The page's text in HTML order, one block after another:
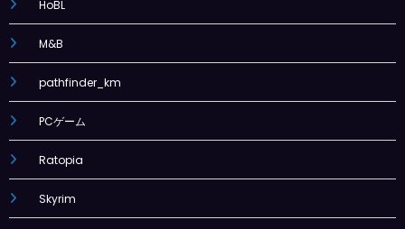
HoBL
M&B
pathfinder_km
PCゲーム
Ratopia
Skyrim